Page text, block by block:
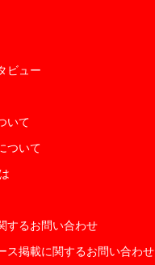
ビュー
いて
ついて
するお問い合わせ
ス掲載に関するお問い合わせ